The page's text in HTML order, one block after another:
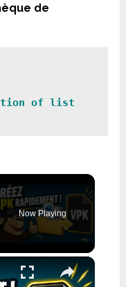
de
of list
Now Playing
×